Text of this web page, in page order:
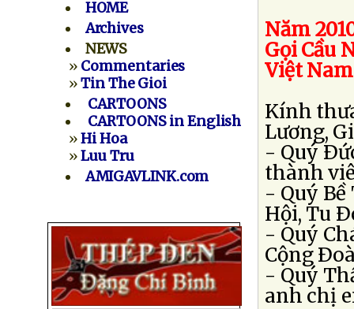
HOME
Archives
NEWS
» Commentaries
»Tin The Gioi
CARTOONS
CARTOONS in English
»Hi Hoa
»Luu Tru
AMIGAVLINK.com
Năm
Gọi Cầu
Việt Nam
Kính
Lương,
- Quý
thành
- Quý Bề
Hội, Tu
- Quý
Cộng
- Quý
anh chị